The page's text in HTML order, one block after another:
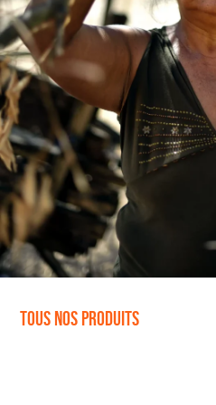
Tous nos produits